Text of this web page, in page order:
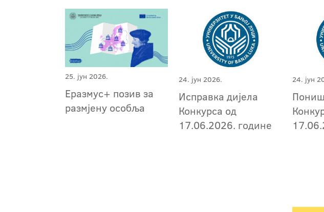
25. јун 2026.
Еразмус+ позив за
размјену особља
24. јун 2026.
Исправка дијела
Конкурса од
17.06.2026. године
24. јун